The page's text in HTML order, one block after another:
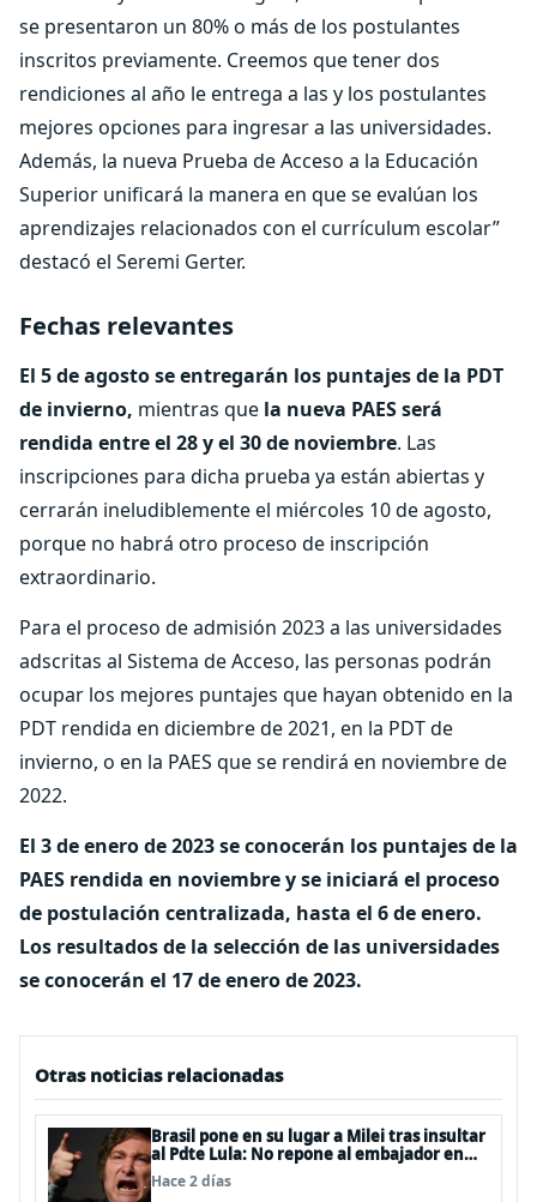
se presentaron un 80% o más de los postulantes
inscritos previamente. Creemos que tener dos
rendiciones al año le entrega a las y los postulantes
mejores opciones para ingresar a las universidades.
Además, la nueva Prueba de Acceso a la Educación
Superior unificará la manera en que se evalúan los
aprendizajes relacionados con el currículum escolar”
destacó el Seremi Gerter.
Fechas relevantes
El 5 de agosto se entregarán los puntajes de la PDT
de invierno, mientras que la nueva PAES será
rendida entre el 28 y el 30 de noviembre. Las
inscripciones para dicha prueba ya están abiertas y
cerrarán ineludiblemente el miércoles 10 de agosto,
porque no habrá otro proceso de inscripción
extraordinario.
Para el proceso de admisión 2023 a las universidades
adscritas al Sistema de Acceso, las personas podrán
ocupar los mejores puntajes que hayan obtenido en la
PDT rendida en diciembre de 2021, en la PDT de
invierno, o en la PAES que se rendirá en noviembre de
2022.
El 3 de enero de 2023 se conocerán los puntajes de la
PAES rendida en noviembre y se iniciará el proceso
de postulación centralizada, hasta el 6 de enero.
Los resultados de la selección de las universidades
se conocerán el 17 de enero de 2023.
Otras noticias relacionadas
Brasil pone en su lugar a Milei tras insultar
al Pdte Lula: No repone al embajador en
BBSS y rebaja la relación bilateral
Hace 2 días